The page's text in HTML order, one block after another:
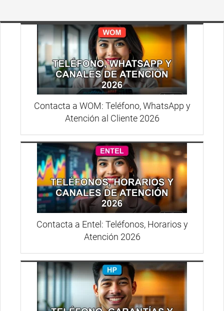
Contacta a WOM: Teléfono, WhatsApp y
Atención al Cliente 2026
Contacta a Entel: Teléfonos, Horarios y
Atención 2026